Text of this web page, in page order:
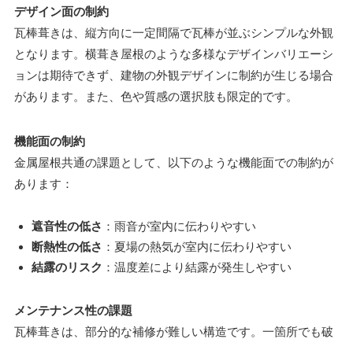
デザイン面の制約
瓦棒葺きは、縦方向に一定間隔で瓦棒が並ぶシンプルな外観
となります。横葺き屋根のような多様なデザインバリエーシ
ョンは期待できず、建物の外観デザインに制約が生じる場合
があります。また、色や質感の選択肢も限定的です。
機能面の制約
金属屋根共通の課題として、以下のような機能面での制約が
あります：
遮音性の低さ ：雨音が室内に伝わりやすい
断熱性の低さ ：夏場の熱気が室内に伝わりやすい
結露のリスク ：温度差により結露が発生しやすい
メンテナンス性の課題
瓦棒葺きは、部分的な補修が難しい構造です。一箇所でも破